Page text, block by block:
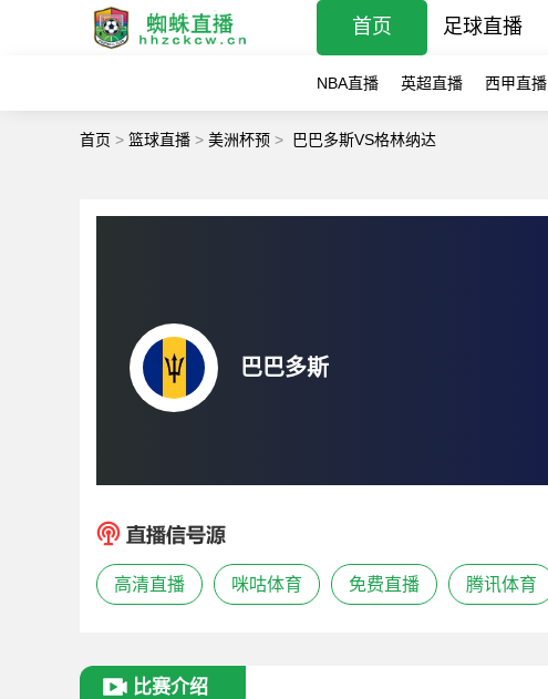
首页 足球直播
NBA直播 英超直播 西甲直播
首页 > 篮球直播 > 美洲杯预 > 巴巴多斯VS格林纳达
巴巴多斯
高清直播 咪咕体育 免费直播 腾讯体育
比赛介绍